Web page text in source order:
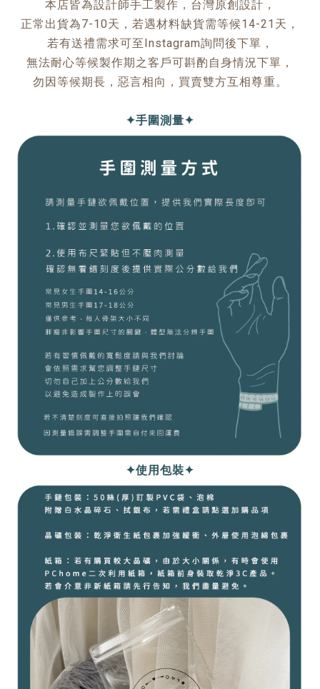
本店皆為設計師手工製作，台灣原創設計，
正常出貨為7-10天，若遇材料缺貨需等候14-21天，
若有送禮需求可至Instagram詢問後下單，
無法耐心等候製作期之客戶可斟酌自身情況下單，
勿因等候期長，惡言相向，買賣雙方互相尊重。
✦手圍測量✦
✦使用包裝✦